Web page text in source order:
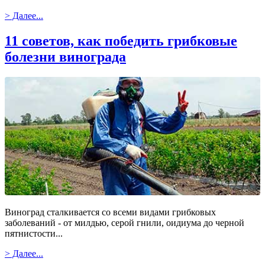
> Далее...
11 советов, как победить грибковые
болезни винограда
Виноград сталкивается со всеми видами грибковых
заболеваний - от милдью, серой гнили, оидиума до черной
пятнистости...
> Далее...